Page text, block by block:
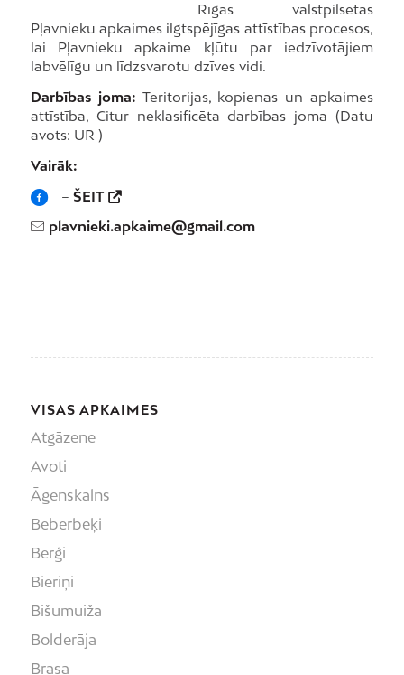
Rīgas valstpilsētas
Pļavnieku apkaimes ilgtspējīgas attīstības procesos,
lai Pļavnieku apkaime kļūtu par iedzīvotājiem
labvēlīgu un līdzsvarotu dzīves vidi.
Darbības joma: Teritorijas, kopienas un apkaimes
attīstība, Citur neklasificēta darbības joma (Datu
avots: UR )
Vairāk:
–ŠEIT
plavnieki.apkaime@gmail.com
VISAS APKAIMES
Atgāzene
Avoti
Āgenskalns
Beberbeķi
Berģi
Bieriņi
Bišumuiža
Bolderāja
Brasa